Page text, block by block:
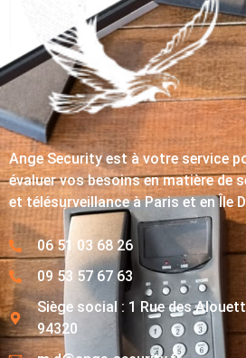
Ange Security est à votre service
évaluer vos besoins en matière de
et télésurveillance à Paris et en Île
06 51 03 68 26
09 53 57 67 63
Siège social : 1 Rue des
94320